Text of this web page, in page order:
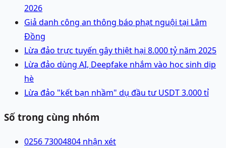
2026
Giả danh công an thông báo phạt nguội tại Lâm
Đồng
Lừa đảo trực tuyến gây thiệt hại 8.000 tỷ năm 2025
Lừa đảo dùng AI, Deepfake nhắm vào học sinh dịp
hè
Lừa đảo "kết bạn nhầm" dụ đầu tư USDT 3.000 tỉ
Số trong cùng nhóm
0256 73004804 nhận xét